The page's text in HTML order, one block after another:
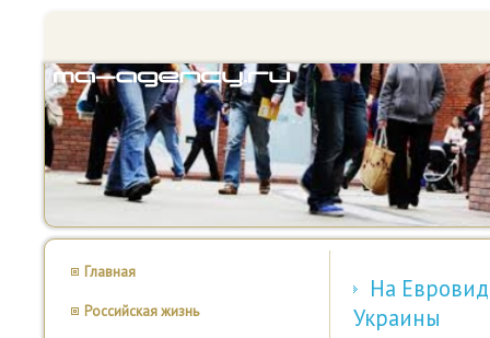
Главная
Российская жизнь
На
Украины